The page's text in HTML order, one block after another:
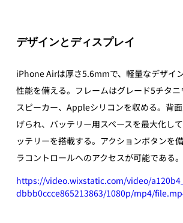
デザインとディスプレイ
iPhone Airは厚さ5.6mmで、軽量なデザイ
性能を備える。フレームはグレード5チタニ
スピーカー、Appleシリコンを収める。背
げられ、バッテリー用スペースを最大化し
ッテリーを搭載する。アクションボタンを
ラコントロールへのアクセスが可能である。
https://video.wixstatic.com/video/
dbbb0ccce865213863/1080p/mp4/